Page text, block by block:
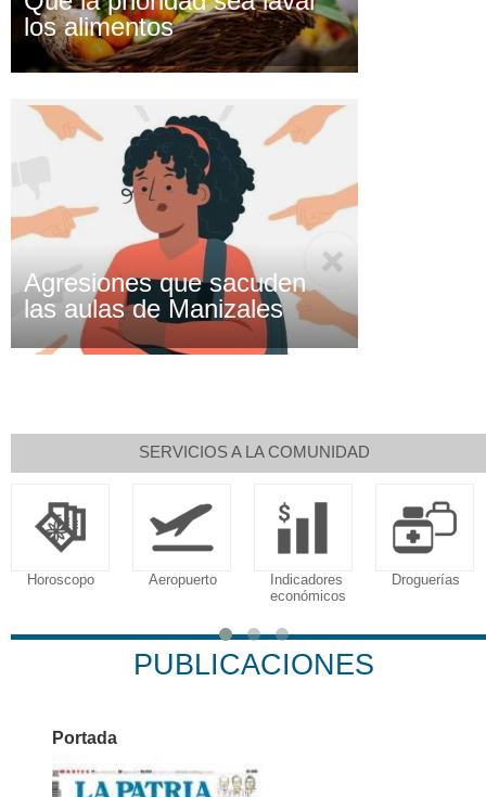
los alimentos
Agresiones que sacuden
las aulas de Manizales
SERVICIOS A LA COMUNIDAD
Aeropuerto
Indicadores
económicos
Droguerías
PUBLICACIONES
Portada